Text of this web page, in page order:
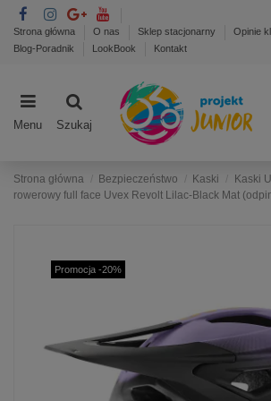
Strona główna O nas Sklep stacjonarny
Opinie
Blog-Poradnik
LookBook Kontakt
Menu Szukaj
Strona główna Bezpieczeństwo Kaski Kaski
rowerowy full face Uvex Revolt Lilac-Black Mat
Promocja -20%